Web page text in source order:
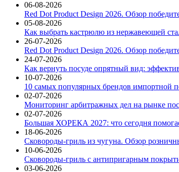
06-08-2026
Red Dot Product Design 2026. Обзор
05-08-2026
Как выбрать кастрюлю из нержавеющей
26-07-2026
Red Dot Product Design 2026. Обзор
24-07-2026
Как вернуть посуде опрятный вид:
10-07-2026
10 самых популярных брендов импортной
02-07-2026
Мониторинг арбитражных дел на рынке
02-07-2026
Большая ХОРЕКА 2027: что сегодня
18-06-2026
Сковороды-гриль из чугуна. Обзор
10-06-2026
Сковороды-гриль с антипригарным
03-06-2026